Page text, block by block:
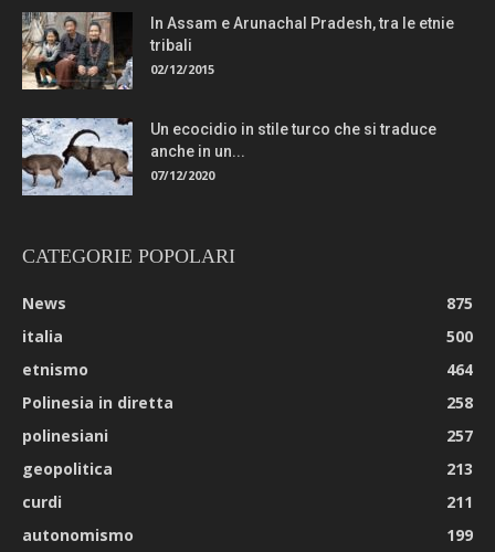
In Assam e Arunachal Pradesh, tra le etnie
tribali
02/12/2015
Un ecocidio in stile turco che si traduce
anche in un...
07/12/2020
CATEGORIE POPOLARI
News
875
italia
500
etnismo
464
Polinesia in diretta
258
polinesiani
257
geopolitica
213
curdi
211
autonomismo
199